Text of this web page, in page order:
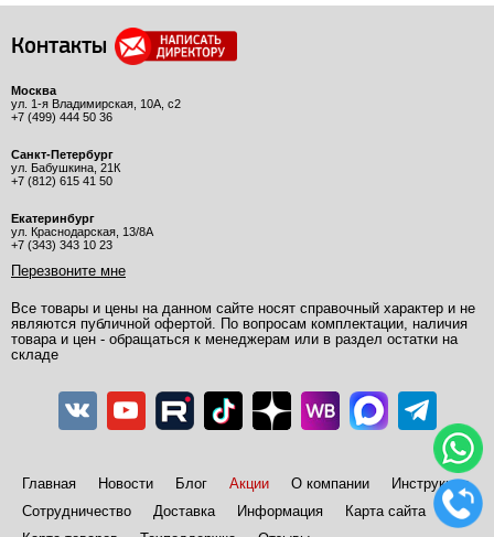
Контакты
Москва
ул. 1-я Владимирская, 10А, с2
+7 (499) 444 50 36
Санкт-Петербург
ул. Бабушкина, 21К
+7 (812) 615 41 50
Екатеринбург
ул. Краснодарская, 13/8А
+7 (343) 343 10 23
Перезвоните мне
Все товары и цены на данном сайте носят справочный характер и не
являются публичной офертой. По вопросам комплектации, наличия
товара и цен - обращаться к менеджерам или в раздел остатки на
складе
Главная Новости Блог Акции О компании
Инструкции
Сотрудничество
Доставка Информация
Карта сайта